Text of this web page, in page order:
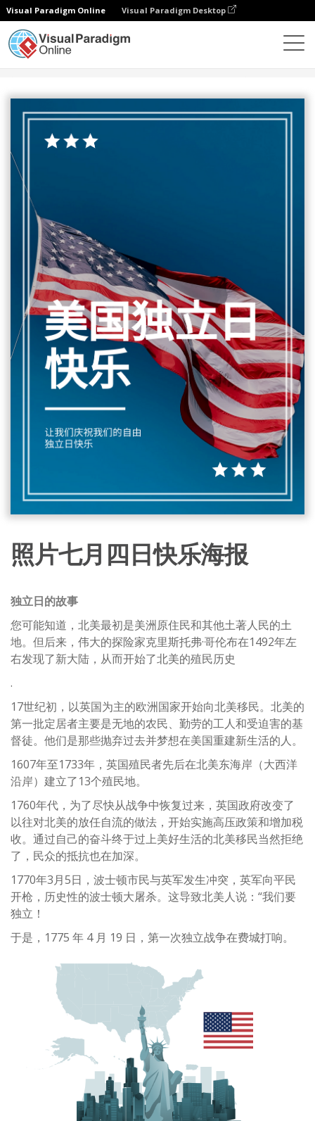
Visual Paradigm Online Visual Paradigm Desktop
照片七月四日快乐海报
独立日的故事
您可能知道，北美最初是美洲原住民和其他土著人民的土
地。但后来，伟大的探险家克里斯托弗·哥伦布在1492年左
右发现了新大陆，从而开始了北美的殖民历史
.
17世纪初，以英国为主的欧洲国家开始向北美移民。北美的
第一批定居者主要是无地的农民、勤劳的工人和受迫害的基
督徒。他们是那些抛弃过去并梦想在美国重建新生活的人。
1607年至1733年，英国殖民者先后在北美东海岸（大西洋
沿岸）建立了13个殖民地。
1760年代，为了尽快从战争中恢复过来，英国政府改变了
以往对北美的放任自流的做法，开始实施高压政策和增加税
收。通过自己的奋斗终于过上美好生活的北美移民当然拒绝
了，民众的抵抗也在加深。
1770年3月5日，波士顿市民与英军发生冲突，英军向平民
开枪，历史性的波士顿大屠杀。这导致北美人说：“我们要
独立！
于是，1775 年 4 月 19 日，第一次独立战争在费城打响。